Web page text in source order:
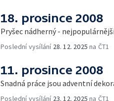
18. prosince 2008
Pryšec nádherný -
Poslední vysílání 28. 12. 2025 na ČT1
11. prosince 2008
Snadná práce jsou adventní
Poslední vysílání 23. 12. 2025 na ČT1